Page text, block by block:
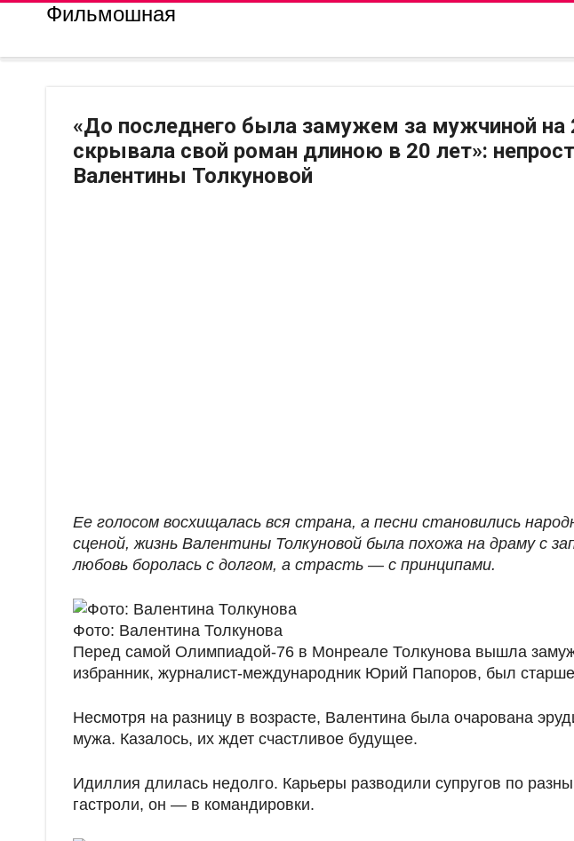
Фильмошная
«До последнего была замужем за мужчиной на
скрывала свой роман длиною в 20 лет»:
Валентины Толкуновой
Ее голосом восхищалась вся страна, а песни становились
сценой, жизнь Валентины Толкуновой была похожа на драму с
любовь боролась с долгом, а страсть — с принципами.
Фото: Валентина Толкунова
Перед самой Олимпиадой-76 в Монреале Толкунова вышла
избранник, журналист-международник Юрий Папоров, был
Несмотря на разницу в возрасте, Валентина была очарована
мужа. Казалось, их ждет счастливое будущее.
Идиллия длилась недолго. Карьеры разводили супругов по
гастроли, он — в командировки.